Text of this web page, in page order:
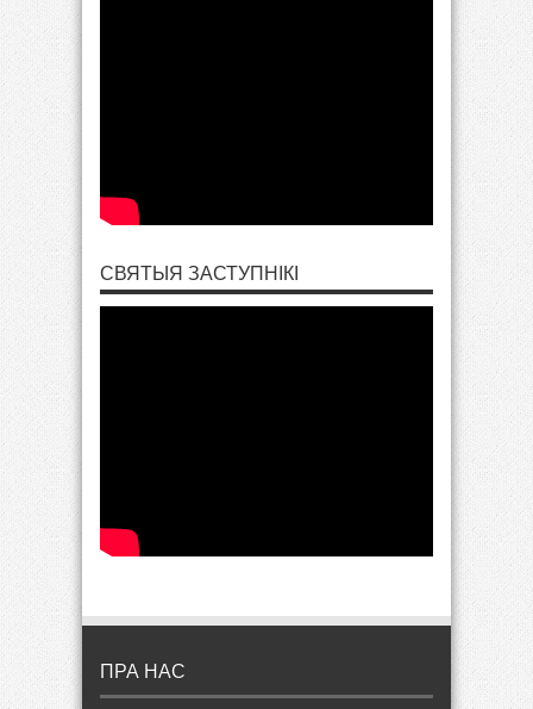
СВЯТЫЯ ЗАСТУПНІКІ
ПРА НАС